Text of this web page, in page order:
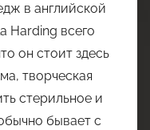
в английской
Harding всего
он стоит здесь
творческая
стерильное и
бывает с